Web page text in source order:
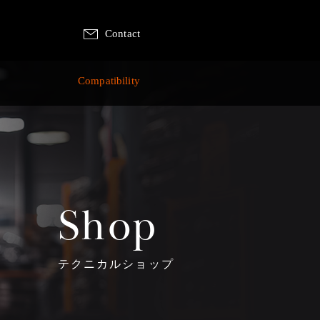
Contact
Compatibility
Shop
テクニカルショップ